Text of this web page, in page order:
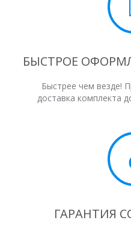
БЫСТРОЕ
Быстрее чем везде!
доставка комплекта
ГАРАНТИЯ